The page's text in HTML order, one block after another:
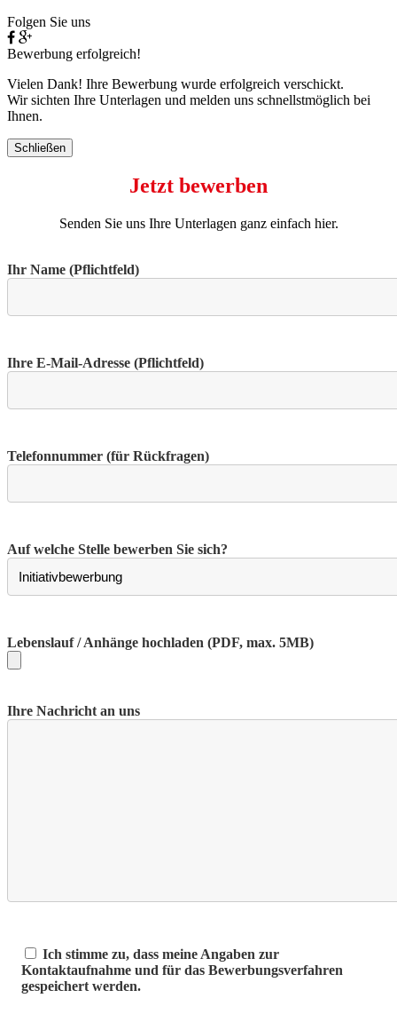
Folgen Sie uns
Bewerbung erfolgreich!
Vielen Dank! Ihre Bewerbung wurde erfolgreich verschickt.
Wir sichten Ihre Unterlagen und melden uns schnellstmöglich bei
Ihnen.
Schließen
Jetzt bewerben
Senden Sie uns Ihre Unterlagen ganz einfach hier.
Ihr Name (Pflichtfeld)
Ihre E-Mail-Adresse (Pflichtfeld)
Telefonnummer (für Rückfragen)
Auf welche Stelle bewerben Sie sich?
Lebenslauf / Anhänge hochladen (PDF, max. 5MB)
Ihre Nachricht an uns
Ich stimme zu, dass meine Angaben zur
Kontaktaufnahme und für das Bewerbungsverfahren
gespeichert werden.